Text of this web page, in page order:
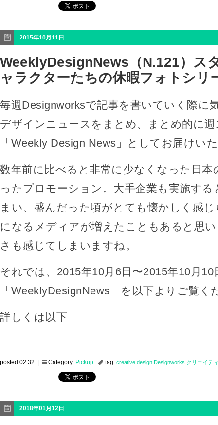
2015年10月11日
WeeklyDesignNews（N.121）ス
ャラクターたちの休暇フォトシリ
毎週Designworksで記事を書いていく際に
デザインニュースをまとめ、まとめ的に週
「Weekly Design News」としてお届けい
数年前に比べると非常に少なくなった日本
ったプロモーション。大手企業も実施す
まい、盛んだった頃がとても懐かしく感
になるメディアが増えたこともあると思
さも感じてしまいますね。
それでは、2015年10月6日〜2015年10月10
「WeeklyDesignNews」を以下よりご覧く
詳しくは以下
posted 02:32 | Category: Pickup tag: creative design Designworks クリエイテ
2018年01月12日